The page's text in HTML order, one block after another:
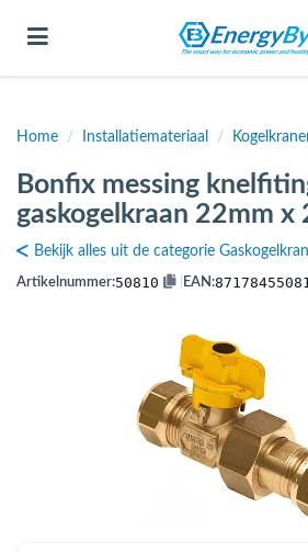
(Bevestigingsmateriaal / schroeven)
(Buffervaten, hygiene boilers &
(Buizen & leidingen)
(Expansievaten)
(Flexibele slangen)
(Hemelwaterafvoer & riolering)
Toggle navigation
Home / Installatiemateriaal /
Bonfix messing
gaskogelkraan 22mm x
Bekijk alles uit de categorie
Artikelnummer:50810 EAN: